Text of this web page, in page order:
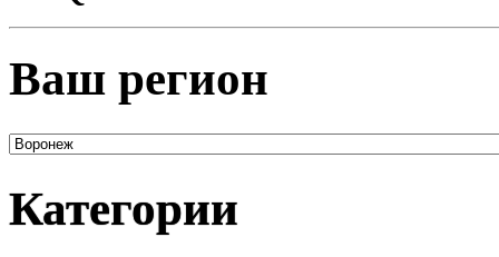
Ваш регион
Категории